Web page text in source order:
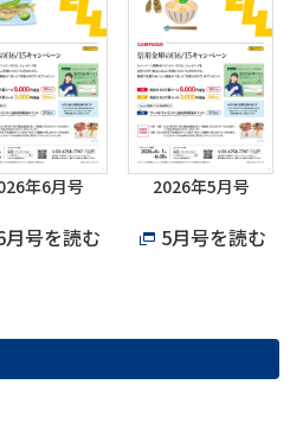
年6月号
月号を読む
2026年5月号
5月号を読む